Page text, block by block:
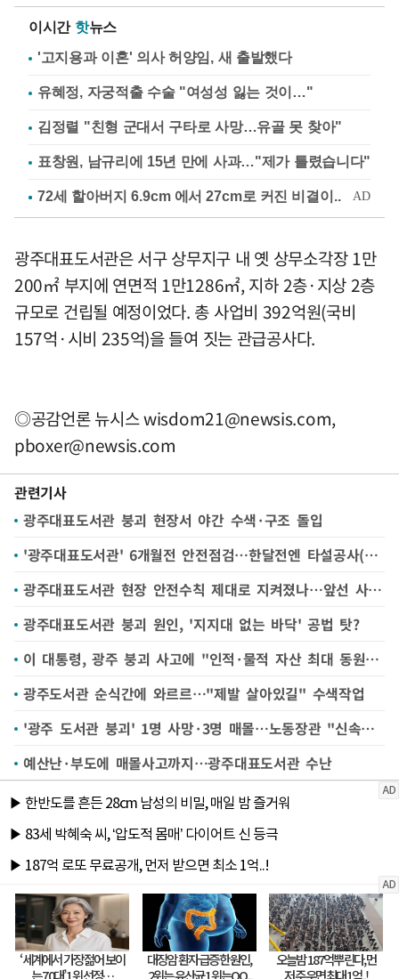
이시간 핫뉴스
'고지용과 이혼' 의사 허양임, 새 출발했다
유혜정, 자궁적출 수술 "여성성 잃는 것이…"
김정렬 "친형 군대서 구타로 사망…유골 못 찾아"
표창원, 남규리에 15년 만에 사과…"제가 틀렸습니다"
광주대표도서관은 서구 상무지구 내 옛 상무소각장 1만
200㎡ 부지에 연면적 1만1286㎡, 지하 2층·지상 2층
규모로 건립될 예정이었다. 총 사업비 392억원(국비
157억·시비 235억)을 들여 짓는 관급공사다.
◎공감언론 뉴시스wisdom21@newsis.com,
pboxer@newsis.com
관련기사
광주대표도서관 붕괴 현장서 야간 수색·구조 돌입
'광주대표도서관' 6개월전 안전점검…한달전엔 타설공사(종합)
광주대표도서관 현장 안전수칙 제대로 지켜졌나…앞선 사망 산재도
광주대표도서관 붕괴 원인, '지지대 없는 바닥' 공법 탓?
이 대통령, 광주 붕괴 사고에 "인적·물적 자산 최대 동원해 구조 총력"
광주도서관 순식간에 와르르…"제발 살아있길" 수색작업
'광주 도서관 붕괴' 1명 사망·3명 매몰…노동장관 "신속한 수습 총력"
예산난·부도에 매몰사고까지…광주대표도서관 수난